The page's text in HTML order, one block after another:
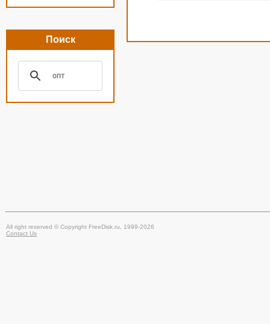
Поиск
All right reserved © Copyright FreeDisk.ru, 1999-2026
Contact Us